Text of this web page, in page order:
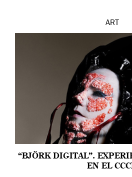
ART
“BJÖRK DIGITAL”.
EN EL